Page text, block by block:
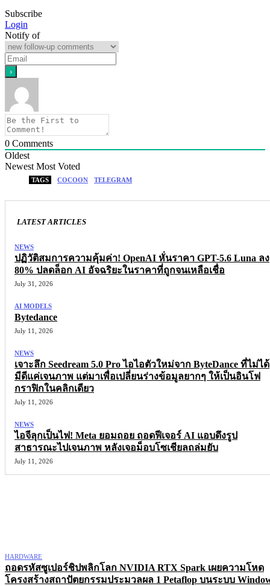
Subscribe
Login
Notify of
0 Comments
Oldest
Newest Most Voted
TAGS COCOON TELEGRAM
LATEST ARTICLES
NEWS
ปฏิวัติสมการความคุ้มค่า! OpenAI หั่นราคา GPT-5.6 Luna ลง
80% ปลดล็อก AI อัจฉริยะในราคาที่ถูกจนเหลือเชื่อ
July 31, 2026
AI MODELS
Bytedance
July 11, 2026
NEWS
เจาะลึก Seedream 5.0 Pro ไอไอตัวใหม่จาก ByteDance ที่ไม่ได้
มีดีแค่เจนภาพ แต่มาเพื่อเปลี่ยนร่างข้อมูลยากๆ ให้เป็นอินโฟ
กราฟิกในคลิกเดียว
July 11, 2026
NEWS
ไอจีลุกเป็นไฟ! Meta ยอมถอย ถอดฟีเจอร์ AI แอบดึงรูป
สาธารณะไปเจนภาพ หลังเจอม็อบโซเชียลถล่มยับ
July 11, 2026
HARDWARE
ถอดรหัสซูเปอร์ชิปพลิกโลก NVIDIA RTX Spark เผยความโหด
โครงสร้างสถาปัตยกรรมประมวลผล 1 Petaflop บนระบบ